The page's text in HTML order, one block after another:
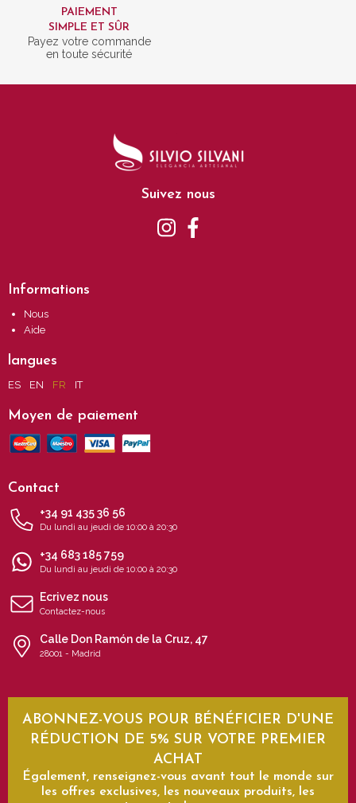
PAIEMENT
SIMPLE ET SÛR
Payez votre commande
en toute sécurité
Suivez nous
Informations
Nous
Aide
langues
ES EN FR IT
Moyen de paiement
Contact
+34 91 435 36 56
Du lundi au jeudi de 10:00 à 20:30
+34 683 185 759
Du lundi au jeudi de 10:00 à 20:30
Ecrivez nous
Contactez-nous
Calle Don Ramón de la Cruz, 47
28001 - Madrid
ABONNEZ-VOUS POUR BÉNÉFICIER D'UNE
RÉDUCTION DE 5% SUR VOTRE PREMIER
ACHAT
Également, renseignez-vous avant tout le monde sur
les offres exclusives, les nouveaux produits, les